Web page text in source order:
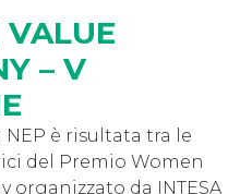
– V
NEP è risultata tra le
del Premio Women
organizzato da INTESA